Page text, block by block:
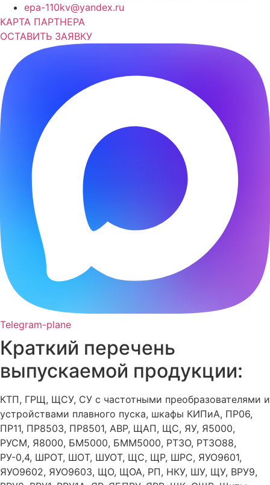
epa-110kv@yandex.ru
КАРТА ПАРТНЕРА
ОСТАВИТЬ ЗАЯВКУ
Telegram-plane
Краткий перечень
выпускаемой продукции:
КТП, ГРЩ, ЩСУ, СУ с частотными преобразователями и
устройствами плавного пуска, шкафы КИПиА, ПР06,
ПР11, ПР8503, ПР8501, АВР, ЩАП, ЩС, ЯУ, Я5000,
РУСМ, Я8000, БМ5000, БММ5000, РТЗО, РТЗО88,
РУ-0,4, ШРОТ, ШОТ, ШУОТ, ЩС, ЩР, ШРС, ЯУО9601,
ЯУО9602, ЯУО9603, ЩО, ЩОА, РП, НКУ, ШУ, ЩУ, ВРУ9,